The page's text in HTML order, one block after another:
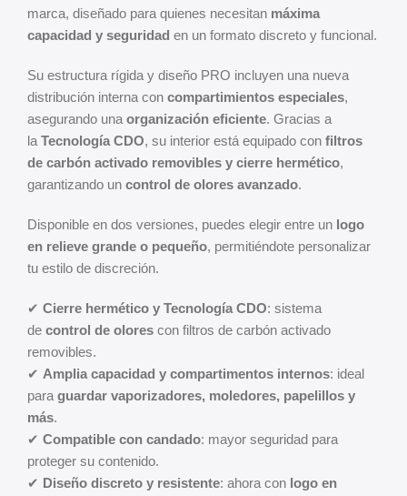
marca, diseñado para quienes necesitan máxima
capacidad y seguridad en un formato discreto y funcional.
Su estructura rígida y diseño PRO incluyen una nueva
distribución interna con compartimientos especiales,
asegurando una organización eficiente. Gracias a
la Tecnología CDO, su interior está equipado con filtros
de carbón activado removibles y cierre hermético,
garantizando un control de olores avanzado.
Disponible en dos versiones, puedes elegir entre un logo
en relieve grande o pequeño, permitiéndote personalizar
tu estilo de discreción.
✔ Cierre hermético y Tecnología CDO: sistema
de control de olores con filtros de carbón activado
removibles.
✔ Amplia capacidad y compartimentos internos: ideal
para guardar vaporizadores, moledores, papelillos y
más.
✔ Compatible con candado: mayor seguridad para
proteger su contenido.
✔ Diseño discreto y resistente: ahora con logo en